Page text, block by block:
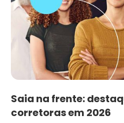
Saia na frente:
corretoras em 2026